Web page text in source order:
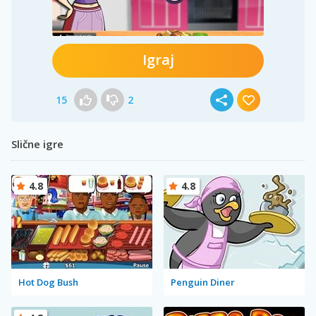
Igraj
15 2
Slične igre
Hot Dog Bush
4.8
Penguin Diner
4.8